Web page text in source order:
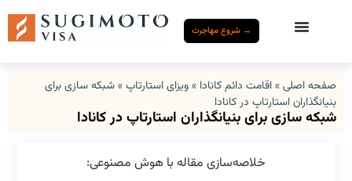
→ شروع مهاجرت
صفحه اصلی»اقامت دائم کانادا »ویزای استارتاپ»شبکه سازی برای
بنیانگذاران استارتاپ در کانادا
شبکه سازی برای بنیانگذاران استارتاپ در کانادا
خلاصه‌سازی مقاله با هوش مصنوعی: